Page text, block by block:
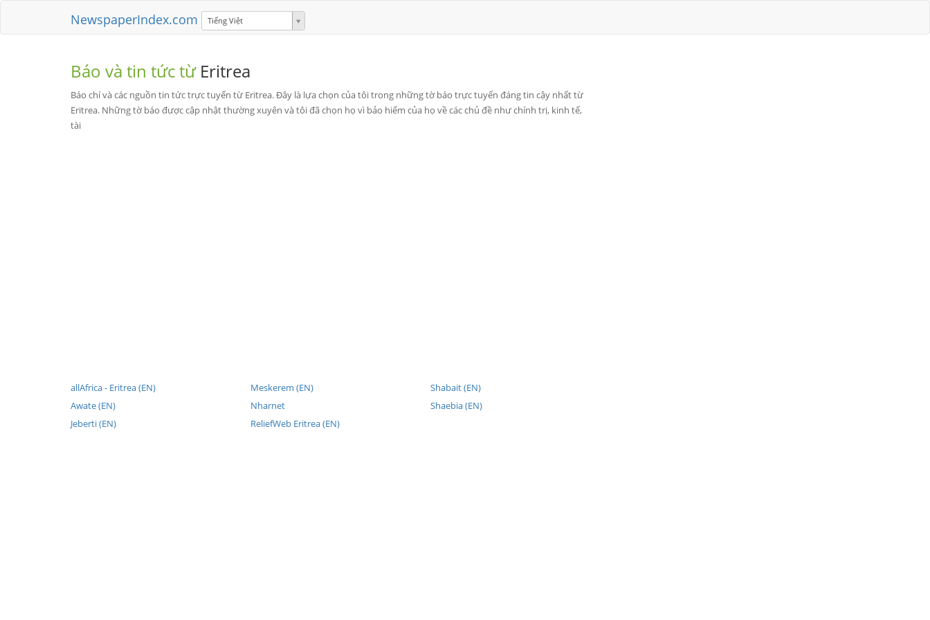
NewspaperIndex.com Tiếng Việt
Báo và tin tức từ Eritrea
Báo chí và các nguồn tin tức trực tuyến từ Eritrea. Đây là lựa chọn của tôi trong những tờ báo trực tuyến đáng tin cậy nhất từ
Eritrea. Những tờ báo được cập nhật thường xuyên và tôi đã chọn họ vì bảo hiểm của họ về các chủ đề như chính trị, kinh tế,
tài
allAfrica - Eritrea (EN)
Awate (EN)
Jeberti (EN)
Meskerem (EN)
Nharnet
ReliefWeb Eritrea (EN)
Shabait (EN)
Shaebia (EN)